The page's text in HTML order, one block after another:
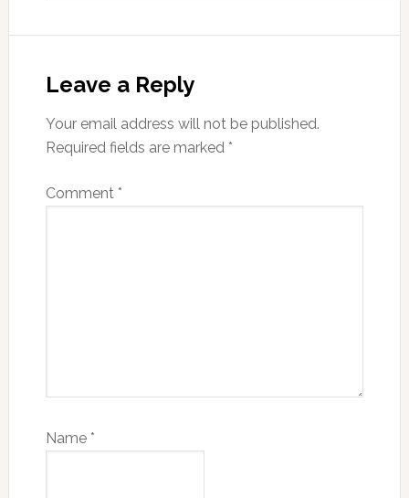
Leave a Reply
Your email address will not be published.
Required fields are marked *
Comment *
Name *